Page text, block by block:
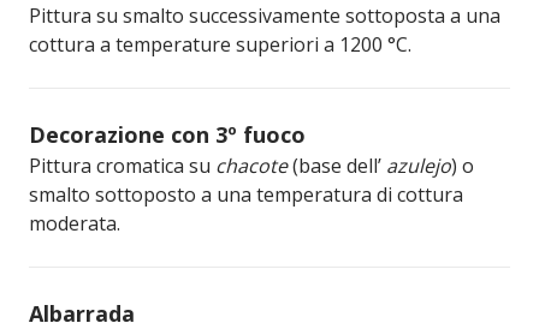
Pittura su smalto successivamente sottoposta a una
cottura a temperature superiori a 1200 °C.
Decorazione con 3º fuoco
Pittura cromatica su chacote(base dell’ azulejo) o
smalto sottoposto a una temperatura di cottura
moderata.
Albarrada